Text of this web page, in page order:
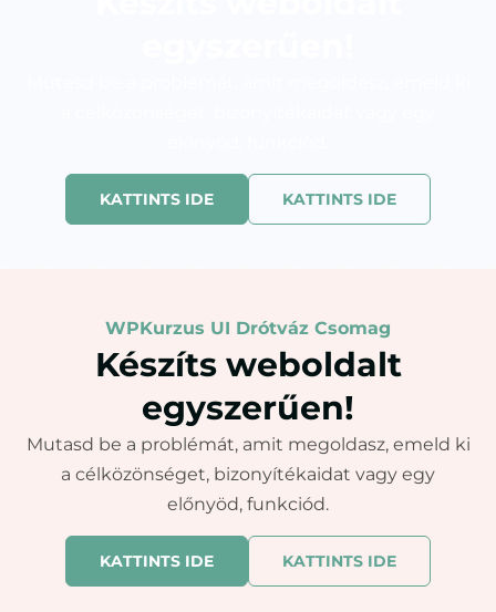
KATTINTS IDE KATTINTS IDE
WPKurzus UI Drótváz Csomag
Készíts weboldalt
egyszerűen!
Mutasd be a problémát, amit megoldasz, emeld ki
a célközönséget, bizonyítékaidat vagy egy
előnyöd, funkciód.
KATTINTS IDE KATTINTS IDE